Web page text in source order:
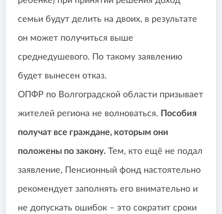
семьи будут делить на двоих, в результате
он может получиться выше
среднедушевого. По такому заявлению
будет вынесен отказ.
ОПФР по Волгоградской области призывает
жителей региона не волноваться. Пособия
получат все граждане, которым они
положены по закону. Тем, кто ещё не подал
заявление, Пенсионный фонд настоятельно
рекомендует заполнять его внимательно и
не допускать ошибок – это сократит сроки